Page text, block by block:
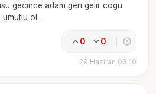
gecince adam geri gelir cogu
umutlu ol.
0 0
29 Haziran 03:10